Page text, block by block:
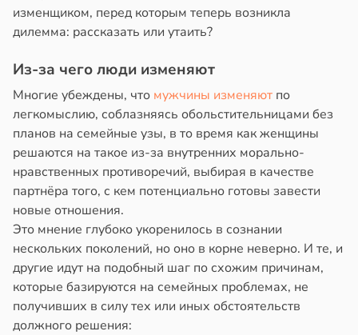
в 19:27
в 17:21
изменщиком, перед которым теперь возникла
дилемма: рассказать или утаить?
Из-за чего люди изменяют
Многие убеждены, что мужчины изменяют по
легкомыслию, соблазняясь обольстительницами без
планов на семейные узы, в то время как женщины
решаются на такое из-за внутренних морально-
нравственных противоречий, выбирая в качестве
партнёра того, с кем потенциально готовы завести
новые отношения.
Это мнение глубоко укоренилось в сознании
нескольких поколений, но оно в корне неверно. И те, и
другие идут на подобный шаг по схожим причинам,
которые базируются на семейных проблемах, не
получивших в силу тех или иных обстоятельств
должного решения: